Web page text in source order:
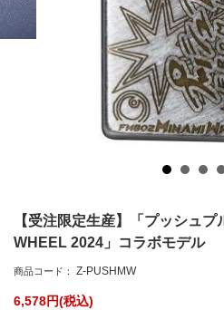
【受注限定生産】「プッシュプ
WHEEL 2024」コラボモデル
商品コード： Z-PUSHMW
6,578円(税込)